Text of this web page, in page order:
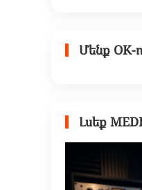
Մենք OK-
Լսեք